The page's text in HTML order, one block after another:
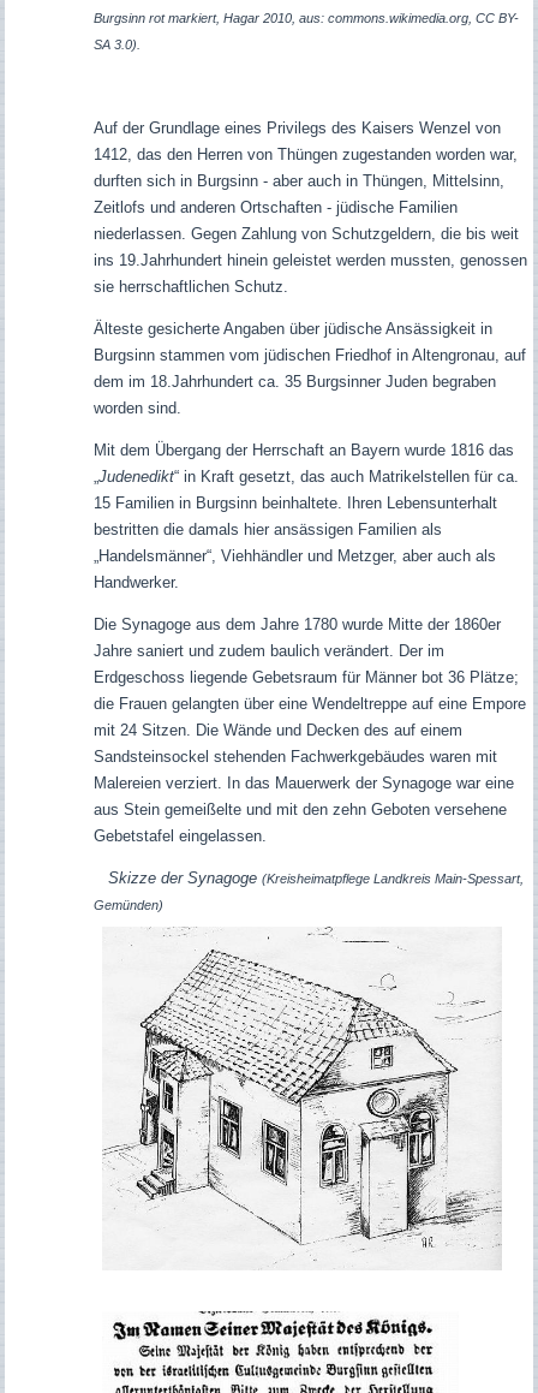
Burgsinn rot markiert, Hagar 2010, aus: commons.wikimedia.org, CC BY-
SA 3.0).
Auf der Grundlage eines Privilegs des Kaisers Wenzel von
1412, das den Herren von Thüngen zugestanden worden war,
durften sich in Burgsinn - aber auch in Thüngen, Mittelsinn,
Zeitlofs und anderen Ortschaften - jüdische Familien
niederlassen. Gegen Zahlung von Schutzgeldern, die bis weit
ins 19.Jahrhundert hinein geleistet werden mussten, genossen
sie herrschaftlichen Schutz.
Älteste gesicherte Angaben über jüdische Ansässigkeit in
Burgsinn stammen vom jüdischen Friedhof in Altengronau, auf
dem im 18.Jahrhundert ca. 35 Burgsinner Juden begraben
worden sind.
Mit dem Übergang der Herrschaft an Bayern wurde 1816 das
Judenedikt“ in Kraft gesetzt, das auch Matrikelstellen für ca.
15 Familien in Burgsinn beinhaltete. Ihren Lebensunterhalt
bestritten die damals hier ansässigen Familien als
„Handelsmänner“, Viehhändler und Metzger, aber auch als
Handwerker.
Die Synagoge aus dem Jahre 1780 wurde Mitte der 1860er
Jahre saniert und zudem baulich verändert. Der im
Erdgeschoss liegende Gebetsraum für Männer bot 36 Plätze;
die Frauen gelangten über eine Wendeltreppe auf eine Empore
mit 24 Sitzen. Die Wände und Decken des auf einem
Sandsteinsockel stehenden Fachwerkgebäudes waren mit
Malereien verziert. In das Mauerwerk der Synagoge war eine
aus Stein gemeißelte und mit den zehn Geboten versehene
Gebetstafel eingelassen.
Skizze der Synagoge (Kreisheimatpflege Landkreis Main-Spessart,
Gemünden)